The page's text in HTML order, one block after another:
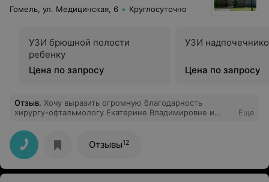
Гомель, ул. Медицинская, 6 Круглосуточно
УЗИ брюшной полости
ребенку
Цена по запросу
УЗИ
Цена по запросу
Отзыв. Хочу выразить огромную благодарность
хирургу-офтальмологу Екатерине Владимировне и
Галушкину Василию Владимировичу за высокий
профессионализм, чуткое и внимательное отношение
к пациентам и возвращение возможности видеть снова
хорошо. От Третьяка Александра Николаевича и его
соратников по палате 4.
Еще
Отзывы12